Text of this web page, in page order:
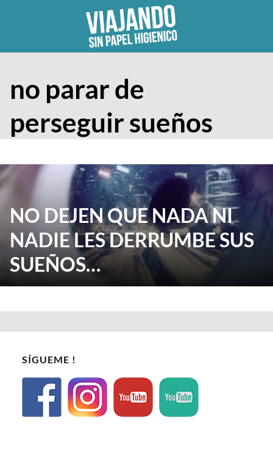
no parar de
perseguir sueños
NO DEJEN QUE NADA NI
NADIE LES DERRUMBE SUS
SUEÑOS…
SÍGUEME !